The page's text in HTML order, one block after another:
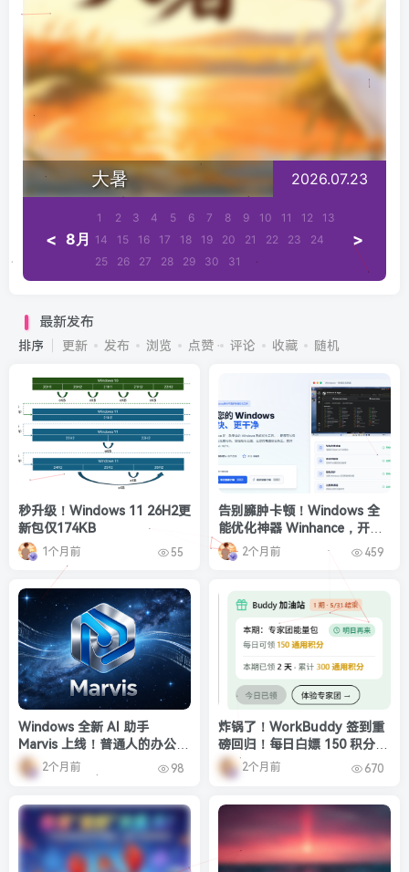
大暑 2026.07.23
< 8月
1 2 3 4 5 6 7 8 9 10 11 12
13
14
15 16 17 18 19 20 21 22 23
24
25
26 27 28 29 30 31
>
最新发布
排序 更新 发布 浏览 点赞 评论 收藏 随机
秒升级！Windows 11 26H2更
新包仅174KB
1个月前 55
告别臃肿卡顿！Windows 全
能优化神器 Winhance，开源
免费无广告，小白也能一键上
手✨
2个月前 459
Windows 全新 AI 助手
Marvis 上线！普通人的办公效
率，彻底被重新定义
2个月前 98
炸锅了！WorkBuddy 签到重
磅回归！每日白嫖 150 积分，
额外 500 积分限时速领
2个月前 670